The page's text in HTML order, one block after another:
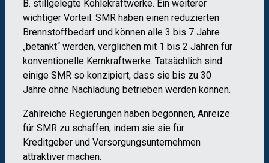
B. stillgelegte Kohlekraftwerke. Ein weiterer
wichtiger Vorteil: SMR haben einen reduzierten
Brennstoffbedarf und können alle 3 bis 7 Jahre
„betankt“ werden, verglichen mit 1 bis 2 Jahren für
konventionelle Kernkraftwerke. Tatsächlich sind
einige SMR so konzipiert, dass sie bis zu 30
Jahre ohne Nachladung betrieben werden können.
Zahlreiche Regierungen haben begonnen, Anreize
für SMR zu schaffen, indem sie sie für
Kreditgeber und Versorgungsunternehmen
attraktiver machen.